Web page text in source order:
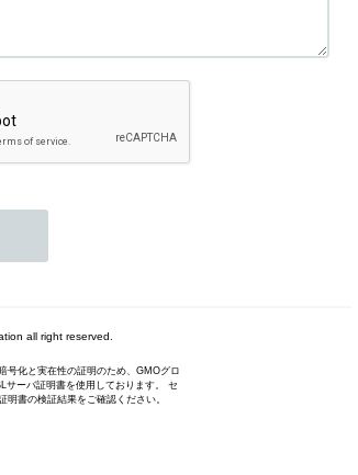
all right reserved.
号化と実在性の証明のため、GMOグロ
サーバ証明書を使用しております。 セ
明書の検証結果をご確認ください。